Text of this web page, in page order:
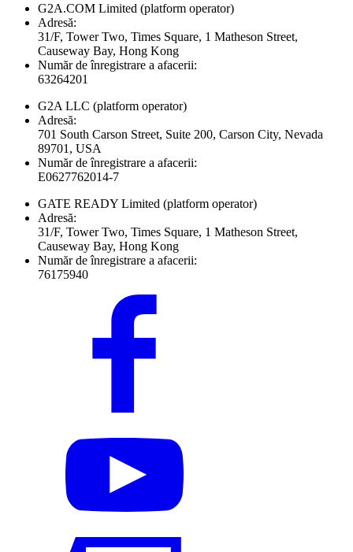
G2A.COM Limited (platform operator)
Adresă:
31/F, Tower Two, Times Square, 1 Matheson Street,
Causeway Bay, Hong Kong
Număr de înregistrare a afacerii:
63264201
G2A LLC (platform operator)
Adresă:
701 South Carson Street, Suite 200, Carson City, Nevada
89701, USA
Număr de înregistrare a afacerii:
E0627762014-7
GATE READY Limited (platform operator)
Adresă:
31/F, Tower Two, Times Square, 1 Matheson Street,
Causeway Bay, Hong Kong
Număr de înregistrare a afacerii:
76175940